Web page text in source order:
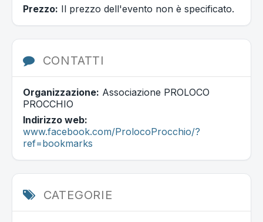
Prezzo: Il prezzo dell'evento non è specificato.
CONTATTI
Organizzazione: Associazione PROLOCO
PROCCHIO
Indirizzo web:
www.facebook.com/ProlocoProcchio/?
ref=bookmarks
CATEGORIE